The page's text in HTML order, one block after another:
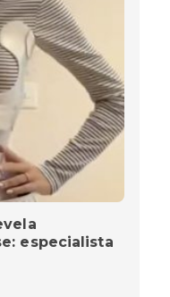
especialista